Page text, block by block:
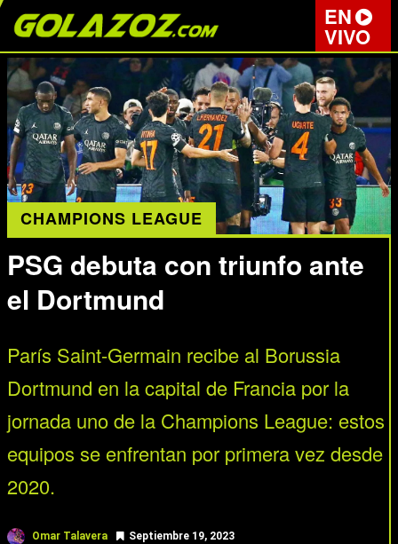
EN
VIVO
CHAMPIONS LEAGUE
PSG debuta con triunfo ante
el Dortmund
París Saint-Germain recibe al Borussia
Dortmund en la capital de Francia por la
jornada uno de la Champions League: estos
equipos se enfrentan por primera vez desde
2020.
Omar Talavera Septiembre 19, 2023